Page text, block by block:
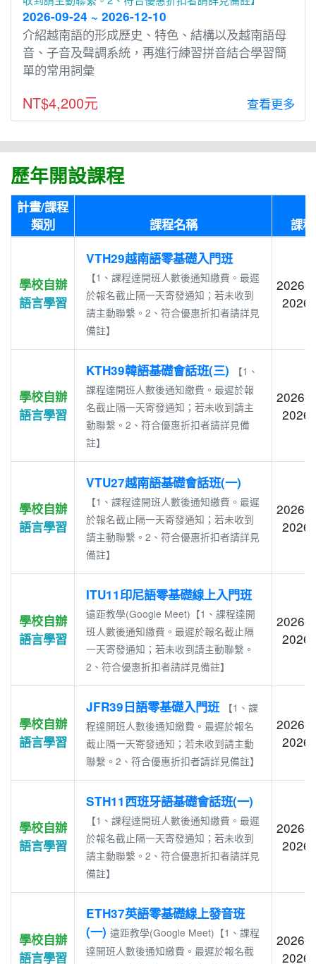
2026-09-24 ~ 2026-12-10
介紹越南語的形成歷史、特⾊、結構以及越南語⺟
⾳、⼦⾳及聲調系統，再進⾏練習拼⾳結合學習簡
單的常用詞彙
NT$4,200元 查看更多
歷年開設課程
計畫/課程
類別
課程名稱 課
學校自辦
語言學習
VTH29越南語零基礎入門班
【1、課程達開班人數後通知繳費。最遲
於報名截止隔一天寄發通知；若未收到
請主動聯繫。2、符合優惠折扣者請詳見
備註】
2026-
學校自辦
語言學習
KTH39韓語基礎會話班(三)
【1、
課程達開班人數後通知繳費。最遲於報
名截止隔一天寄發通知；若未收到請主
動聯繫。2、符合優惠折扣者請詳見備
註】
2026-
學校自辦
語言學習
VTU27越南語基礎會話班(一)
【1、課程達開班人數後通知繳費。最遲
於報名截止隔一天寄發通知；若未收到
請主動聯繫。2、符合優惠折扣者請詳見
備註】
2026-
學校自辦
語言學習
ITU11印尼語零基礎線上入門班
遠距教學(Google Meet)【1、課程達開
班人數後通知繳費。最遲於報名截止隔
一天寄發通知；若未收到請主動聯繫。
2、符合優惠折扣者請詳見備註】
2026-
學校自辦
語言學習
JFR39日語零基礎入門班
【1、課
程達開班人數後通知繳費。最遲於報名
截止隔一天寄發通知；若未收到請主動
聯繫。2、符合優惠折扣者請詳見備註】
2026-
學校自辦
語言學習
STH11西班牙語基礎會話班(一)
【1、課程達開班人數後通知繳費。最遲
於報名截止隔一天寄發通知；若未收到
請主動聯繫。2、符合優惠折扣者請詳見
備註】
2026-
學校自辦
語言學習
ETH37英語零基礎線上發音班
(一) 遠距教學(Google Meet)【1、課程
達開班人數後通知繳費。最遲於報名截
2026-